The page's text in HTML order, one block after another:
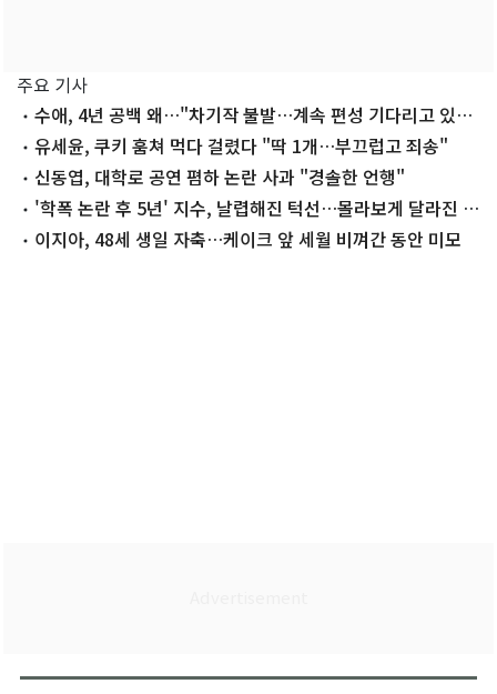
주요 기사
수애, 4년 공백 왜…"차기작 불발…계속 편성 기다리고 있
다"유세윤, 쿠키 훔쳐 먹다 걸렸다 "딱 1개…부끄럽고 죄송"
신동엽, 대학로 공연 폄하 논란 사과 "경솔한 언행"
'학폭 논란 후 5년' 지수, 날렵해진 턱선…몰라보게 달라진 근
황 이지아, 48세 생일 자축…케이크 앞 세월 비껴간 동안 미모